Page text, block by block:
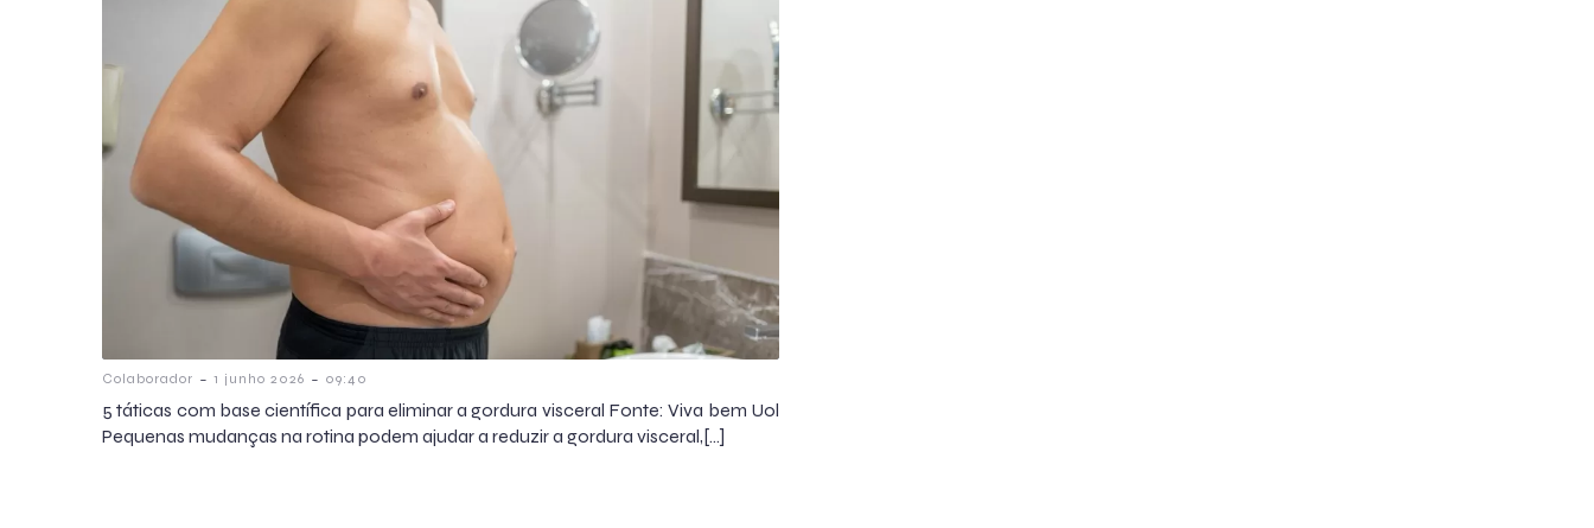
Colaborador - 1 junho 2026 - 09:40
5 táticas com base científica para eliminar a gordura visceral Fonte: Viva bem Uol
Pequenas mudanças na rotina podem ajudar a reduzir a gordura visceral,[…]